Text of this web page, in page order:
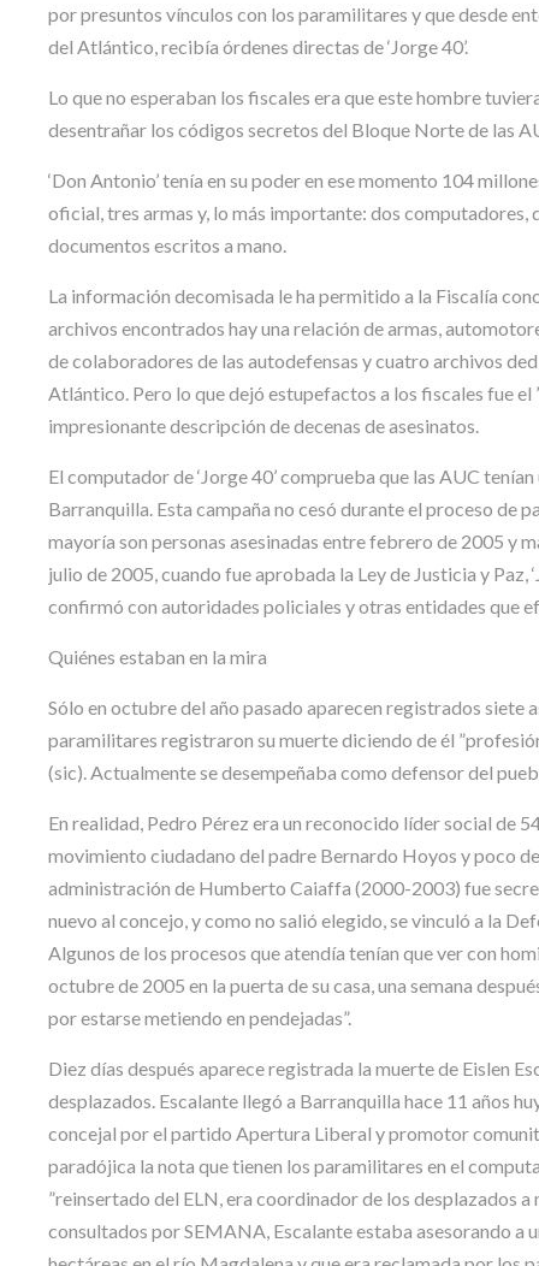
por presuntos vínculos con los paramilitares y que desde
del Atlántico, recibía órdenes directas de ‘Jorge 40’.
Lo que no esperaban los fiscales era que este hombre
desentrañar los códigos secretos del Bloque Norte de las
‘Don Antonio’ tenía en su poder en ese momento 104
oficial, tres armas y, lo más importante: dos
documentos escritos a mano.
La información decomisada le ha permitido a la Fiscalía
archivos encontrados hay una relación de armas,
de colaboradores de las autodefensas y cuatro archivos
Atlántico. Pero lo que dejó estupefactos a los fiscales fue
impresionante descripción de decenas de asesinatos.
El computador de ‘Jorge 40’ comprueba que las AUC
Barranquilla. Esta campaña no cesó durante el proceso de
mayoría son personas asesinadas entre febrero de 2005 y
julio de 2005, cuando fue aprobada la Ley de Justicia y
confirmó con autoridades policiales y otras entidades que
Quiénes estaban en la mira
Sólo en octubre del año pasado aparecen registrados siete
paramilitares registraron su muerte diciendo de él
(sic). Actualmente se desempeñaba como defensor del
En realidad, Pedro Pérez era un reconocido líder social de
movimiento ciudadano del padre Bernardo Hoyos y poco
administración de Humberto Caiaffa (2000-2003) fue
nuevo al concejo, y como no salió elegido, se vinculó a la
Algunos de los procesos que atendía tenían que ver con
octubre de 2005 en la puerta de su casa, una semana
por estarse metiendo en pendejadas”.
Diez días después aparece registrada la muerte de Eislen
desplazados. Escalante llegó a Barranquilla hace 11 años
concejal por el partido Apertura Liberal y promotor
paradójica la nota que tienen los paramilitares en el
”reinsertado del ELN, era coordinador de los desplazados
consultados por SEMANA, Escalante estaba asesorando a